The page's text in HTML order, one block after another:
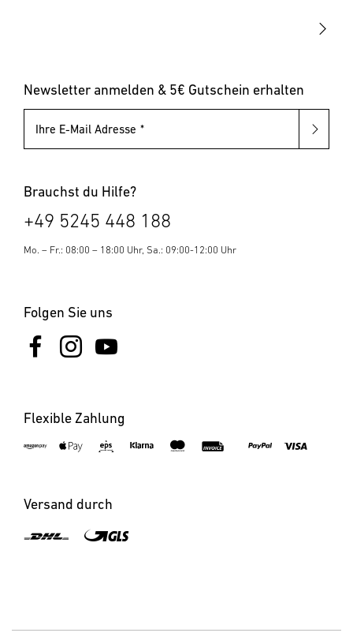
Pollerleuchten
Newsletter anmelden & 5€ Gutschein erhalten
Ihre E-Mail Adresse
Brauchst du Hilfe?
+49 5245 448 188
Mo. – Fr.: 08:00 – 18:00 Uhr, Sa.: 09:00-12:00 Uhr
Folgen Sie uns
Flexible Zahlung
Versand durch